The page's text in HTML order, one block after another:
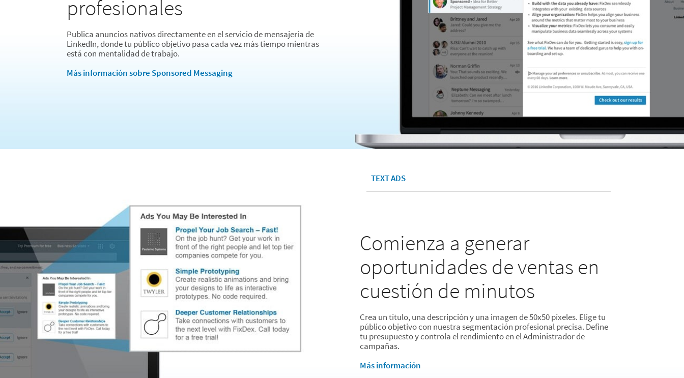
profesionales
Publica anuncios nativos directamente en el servicio de mensajería de
LinkedIn, donde tu público objetivo pasa cada vez más tiempo mientras
está con mentalidad de trabajo.
Más información sobre Sponsored Messaging
TEXT ADS
Comienza a generar
oportunidades de ventas en
cuestión de minutos
Crea un título, una descripción y una imagen de 50x50 píxeles. Elige tu
público objetivo con nuestra segmentación profesional precisa. Define
tu presupuesto y controla el rendimiento en el Administrador de
campañas.
Más información